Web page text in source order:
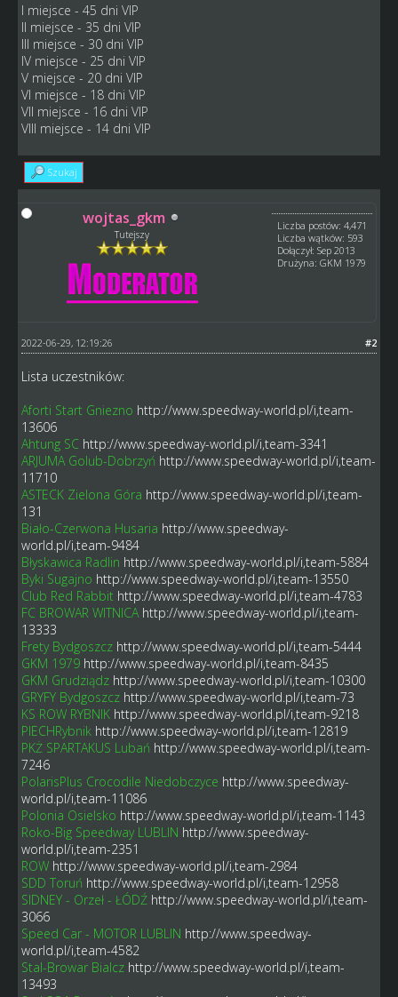
I miejsce - 45 dni VIP
II miejsce - 35 dni VIP
III miejsce - 30 dni VIP
IV miejsce - 25 dni VIP
V miejsce - 20 dni VIP
VI miejsce - 18 dni VIP
VII miejsce - 16 dni VIP
VIII miejsce - 14 dni VIP
Szukaj
wojtas_gkm
Tutejszy
Liczba postów: 4,471
Liczba wątków: 593
Dołączył: Sep 2013
Drużyna: GKM 1979
#2
2022-06-29, 12:19:26
Lista uczestników:
Aforti Start Gniezno http://www.speedway-world.pl/i,team-
13606
Ahtung SC http://www.speedway-world.pl/i,team-3341
ARJUMA Golub-Dobrzyń http://www.speedway-world.pl/i,team-
11710
ASTECK Zielona Góra http://www.speedway-world.pl/i,team-
131
Biało-Czerwona Husaria http://www.speedway-
world.pl/i,team-9484
Błyskawica Radlin http://www.speedway-world.pl/i,team-5884
Byki Sugajno http://www.speedway-world.pl/i,team-13550
Club Red Rabbit http://www.speedway-world.pl/i,team-4783
FC BROWAR WITNICA http://www.speedway-world.pl/i,team-
13333
Frety Bydgoszcz http://www.speedway-world.pl/i,team-5444
GKM 1979 http://www.speedway-world.pl/i,team-8435
GKM Grudziądz http://www.speedway-world.pl/i,team-10300
GRYFY Bydgoszcz http://www.speedway-world.pl/i,team-73
KS ROW RYBNIK http://www.speedway-world.pl/i,team-9218
PIECHRybnik http://www.speedway-world.pl/i,team-12819
PKŻ SPARTAKUS Lubań http://www.speedway-world.pl/i,team-
7246
PolarisPlus Crocodile Niedobczyce http://www.speedway-
world.pl/i,team-11086
Polonia Osielsko http://www.speedway-world.pl/i,team-1143
Roko-Big Speedway LUBLIN http://www.speedway-
world.pl/i,team-2351
ROW http://www.speedway-world.pl/i,team-2984
SDD Toruń http://www.speedway-world.pl/i,team-12958
SIDNEY - Orzeł - ŁÓDŹ http://www.speedway-world.pl/i,team-
3066
Speed Car - MOTOR LUBLIN http://www.speedway-
world.pl/i,team-4582
Stal-Browar Bialcz http://www.speedway-world.pl/i,team-
13493